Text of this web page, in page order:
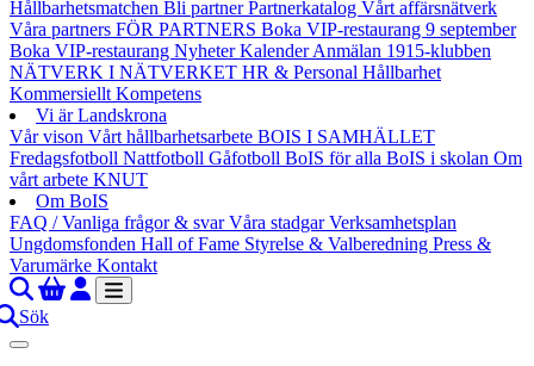
Hållbarhetsmatchen Bli partnerPartnerkatalog Vårt affärsnätverk
Våra partners FÖR PARTNERS Boka VIP-restaurang 9 september
Boka VIP-restaurang NyheterKalenderAnmälan 1915-klubben
NÄTVERK I NÄTVERKET HR & Personal Hållbarhet
Kommersiellt Kompetens
Vi är Landskrona
Vår vison Vårt hållbarhetsarbete BOIS I SAMHÄLLET
Fredagsfotboll Nattfotboll Gåfotboll BoIS för alla BoIS i skolan Om
vårt arbete KNUT
Om BoIS
FAQ / Vanliga frågor & svarVåra stadgarVerksamhetsplan
Ungdomsfonden Hall of Fame Styrelse & Valberedning Press &
Varumärke Kontakt
Sök